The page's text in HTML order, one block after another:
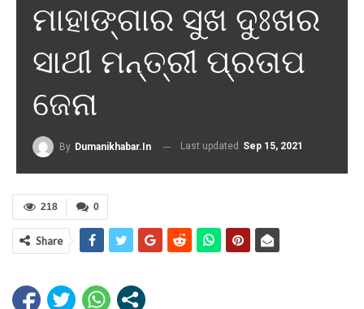
ମାହାଙ୍ଗାର ସୁଖ ଦୁଃଖର
ସାଥୀ ମନ୍ତ୍ରୀ ପ୍ରତାପ
ଜେନା
By Dumanikhabar.in Last updated Sep 15, 2021
0
218
Share